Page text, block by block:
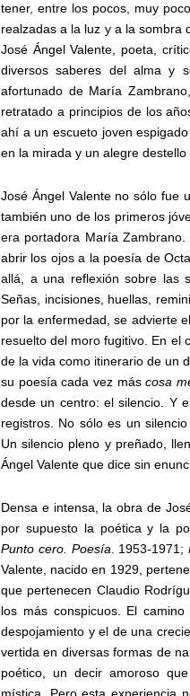
tener, entre los pocos, muy
realzadas a la luz y a la sombra
José Ángel Valente, poeta,
diversos saberes del alma y
afortunado de María
retratado a principios de los
ahí a un escueto joven
en la mirada y un alegre destello
José Ángel Valente no sólo fue
también uno de los primeros
era portadora María
abrir los ojos a la poesía de
allá, a una reflexión sobre las
Señas, incisiones, huellas,
por la enfermedad, se advierte
resuelto del moro fugitivo. En el
de la vida como itinerario de un
su poesía cada vez máscosa
desde un centro: el silencio. Y
registros. No sólo es un
Un silencio pleno y preñado,
Ángel Valente que dice sin
Densa e intensa, la obra de
por supuesto la poética y la
Punto cero. Poesía . 1953-1971;
Valente, nacido en 1929,
que pertenecen Claudio
los más conspicuos. El
despojamiento y el de una
vertida en diversas formas de
poético, un decir amoroso